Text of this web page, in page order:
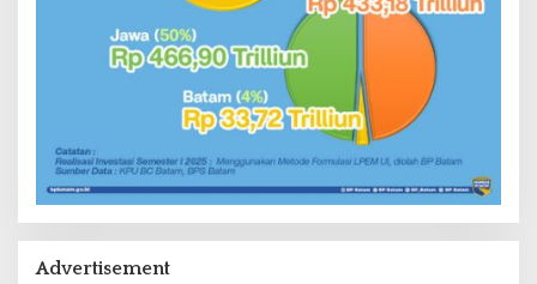
Advertisement